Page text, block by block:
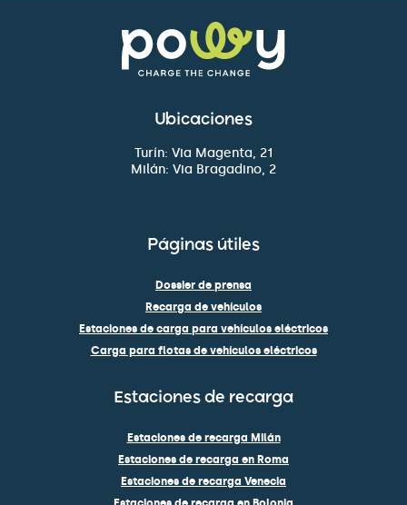
Ubicaciones
Turín: Via Magenta, 21
Milán: Via Bragadino, 2
Páginas útiles
Dossier de prensa
Recarga de vehículos
Estaciones de carga para vehículos eléctricos
Carga para flotas de vehículos eléctricos
Estaciones de recarga
Estaciones de recarga Milán
Estaciones de recarga en Roma
Estaciones de recarga Venecia